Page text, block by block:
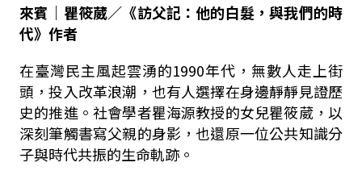
來賓｜瞿筱葳／《訪父記：他的白髮，與我們的時
代》作者
在臺灣民主風起雲湧的1990年代，無數人走上街
頭，投入改革浪潮，也有人選擇在身邊靜靜見證歷
史的推進。社會學者瞿海源教授的女兒瞿筱葳，以
深刻筆觸書寫父親的身影，也還原一位公共知識分
子與時代共振的生命軌跡。